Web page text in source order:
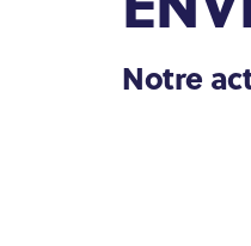
Notre